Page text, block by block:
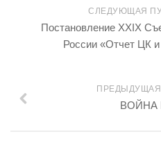
СЛЕДУЮЩАЯ
Постановление XXIX
России «Отчет ЦК и
ВОЙНА